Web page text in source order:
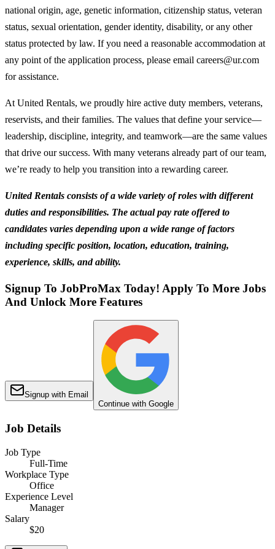
national origin, age, genetic information, citizenship status, veteran
status, sexual orientation, gender identity, disability, or any other
status protected by law. If you need a reasonable accommodation at
any point of the application process, please email careers@ur.com
for assistance.
At United Rentals, we proudly hire active duty members, veterans,
reservists, and their families. The values that define your service—
leadership, discipline, integrity, and teamwork—are the same values
that drive our success. With many veterans already part of our team,
we’re ready to help you transition into a rewarding career.
United Rentals consists of a wide variety of roles with different
duties and responsibilities. The actual pay rate offered to
candidates varies depending upon a wide range of factors
including specific position, location, education, training,
experience, skills, and ability.
Signup To JobProMax Today! Apply To More Jobs
And Unlock More Features
Signup with Email
Continue with Google
Job Details
Job Type
Full-Time
Workplace Type
Office
Experience Level
Manager
Salary
$20